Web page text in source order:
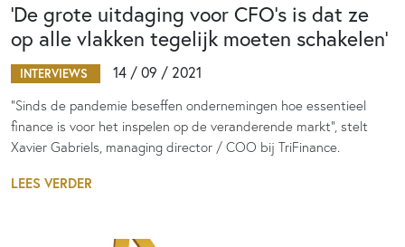
‘De grote uitdaging voor CFO’s is dat ze
op alle vlakken tegelijk moeten schakelen’
INTERVIEWS 14 / 09 / 2021
“Sinds de pandemie beseffen ondernemingen hoe essentieel
finance is voor het inspelen op de veranderende markt”, stelt
Xavier Gabriels, managing director / COO bij TriFinance.
LEES VERDER